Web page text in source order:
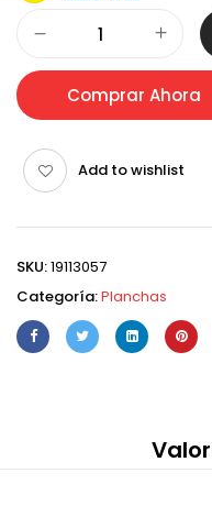
Comprar Ahora
Add to wishlist
SKU:19113057
Categoría:Planchas